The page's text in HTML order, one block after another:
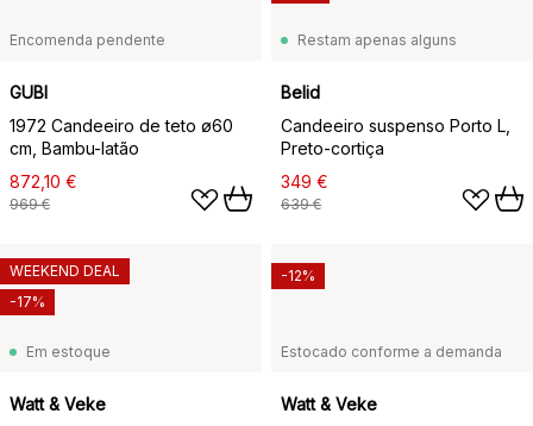
Encomenda pendente
GUBI
1972 Candeeiro de teto ø60
cm, Bambu-latão
872,10 €
969 €
Restam apenas alguns
Belid
Candeeiro suspenso Porto L,
Preto-cortiça
349 €
639 €
Em estoque
Watt & Veke
WEEKEND DEAL
-17%
Estocado conforme a demanda
Watt & Veke
-12%